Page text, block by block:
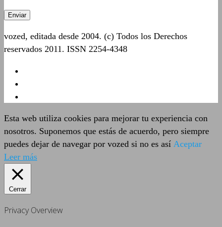
vozed, editada desde 2004. (c) Todos los Derechos
reservados 2011. ISSN 2254-4348
Esta web utiliza cookies para mejorar tu experiencia con
nosotros. Suponemos que estás de acuerdo, pero siempre
puedes dejar de navegar por vozed si no es así Aceptar
Leer más
Cerrar
Privacy Overview